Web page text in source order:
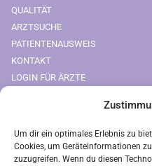
Um dir ein optimales Erlebnis zu
Cookies, um Geräteinformationen
zuzugreifen. Wenn du diesen
QUALITÄT
ARZTSUCHE
PATIENTENAUSWEIS
KONTAKT
LOGIN FÜR ÄRZTE
Downloads
FREIUMSCHLAG AUSDRUCKEN